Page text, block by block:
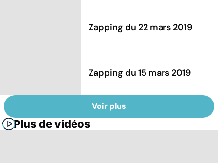
Zapping du 22 mars 2019
Zapping du 15 mars 2019
Voir plus
Plus de vidéos